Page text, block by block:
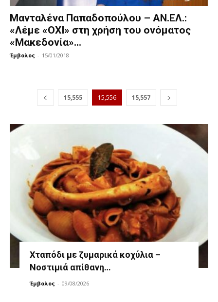
Μανταλένα Παπαδοπούλου – ΑΝ.ΕΛ.:
«Λέμε «ΟΧΙ» στη χρήση του ονόματος
«Μακεδονία»...
Έμβολος - 15/01/2018
15,555 15,556 15,557
Χταπόδι με ζυμαρικά κοχύλια –
Νοστιμιά απίθανη…
Έμβολος - 09/08/2026